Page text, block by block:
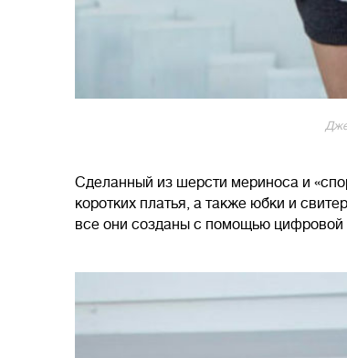
Сделанный из шерсти мериноса и
коротких платья, а также юбки и
все они созданы с помощью